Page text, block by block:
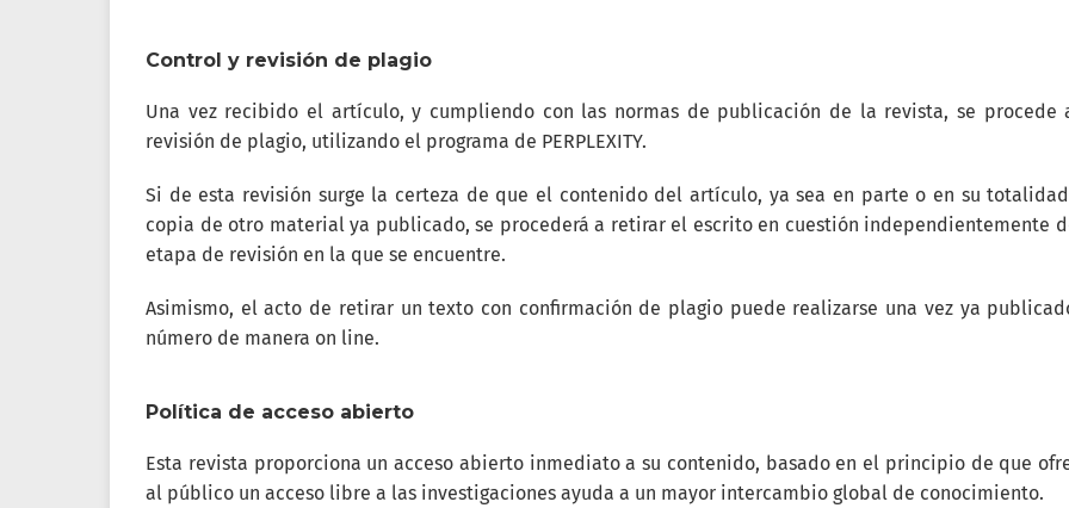
Control y revisión de plagio
Una vez recibido el artículo, y cumpliendo con las normas de publicación de la revista, se procede
revisión de plagio, utilizando el programa de PERPLEXITY.
Si de esta revisión surge la certeza de que el contenido del artículo, ya sea en parte o en su
copia de otro material ya publicado, se procederá a retirar el escrito en cuestión independientemente
etapa de revisión en la que se encuentre.
Asimismo, el acto de retirar un texto con confirmación de plagio puede realizarse una vez ya
número de manera on line.
Política de acceso abierto
Esta revista proporciona un acceso abierto inmediato a su contenido, basado en el principio de que
al público un acceso libre a las investigaciones ayuda a un mayor intercambio global de conocimiento.